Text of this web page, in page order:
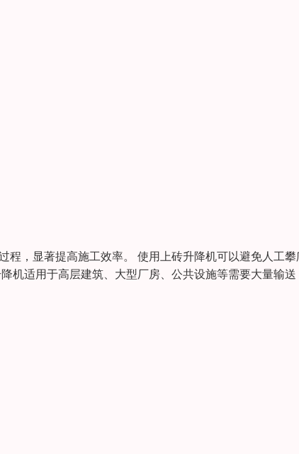
，显著提高施工效率。 使用上砖升降机可以避免人工
机适用于高层建筑、大型厂房、公共设施等需要大量输送